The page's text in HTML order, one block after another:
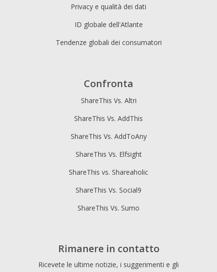
Privacy e qualità dei dati
ID globale dell'Atlante
Tendenze globali dei consumatori
Confronta
ShareThis Vs. Altri
ShareThis Vs. AddThis
ShareThis Vs. AddToAny
ShareThis Vs. Elfsight
ShareThis vs. Shareaholic
ShareThis Vs. Social9
ShareThis Vs. Sumo
Rimanere in contatto
Ricevete le ultime notizie, i suggerimenti e gli